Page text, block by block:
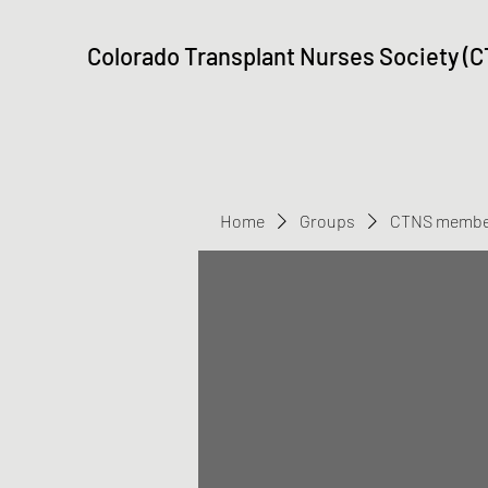
Colorado Transplant Nurses Society
Home Groups CTNS